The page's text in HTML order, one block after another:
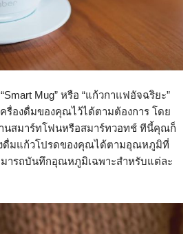
Mug” หรือ “แก้วกาแฟอัจฉริยะ”
รื่องดื่มของคุณไว้ได้ตามต้องการ โดย
านสมาร์ทโฟนหรือสมาร์ทวอทช์ ทีนี้คุณก็
ดื่มแก้วโปรดของคุณได้ตามอุณหภูมิที่
ารถบันทึกอุณหภูมิเฉพาะสำหรับแต่ละ